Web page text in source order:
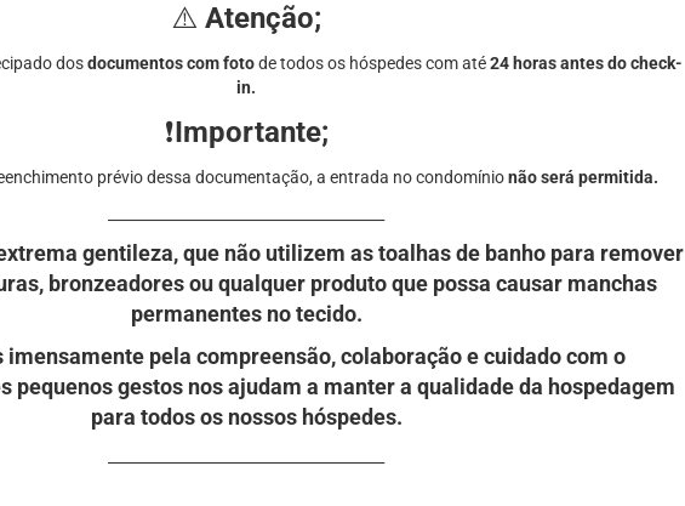
⚠️ Atenção;
dosdocumentos com fotode todos os hóspedes com até24 horas antes do check-
in.
❗Importante;
prévio dessa documentação, a entrada no condomínionão será permitida.
gentileza, que não utilizem as toalhas de banho para remover
bronzeadores ou qualquer produto que possa causar manchas
permanentes no tecido.
imensamente pela compreensão, colaboração e cuidado com o
pequenos gestos nos ajudam a manter a qualidade da hospedagem
para todos os nossos hóspedes.⁠